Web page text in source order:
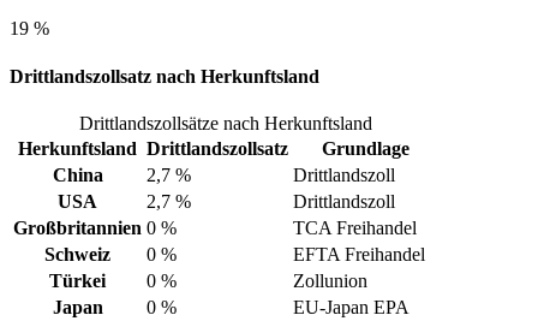
19 %
Drittlandszollsatz nach Herkunftsland
Drittlandszollsätze nach Herkunftsland
Herkunftsland Drittlandszollsatz
Grundlage
China
2,7 %
Drittlandszoll
USA
2,7 %
Drittlandszoll
Großbritannien 0 %
TCA Freihandel
Schweiz
0 %
EFTA Freihandel
Türkei
0 %
Zollunion
Japan
0 %
EU-Japan EPA